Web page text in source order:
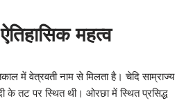
महत्व
में वेत्रवती नाम से मिलता है। चेदि साम्राज्य
के तट पर स्थित थी। ओरछा में स्थित प्रसिद्ध